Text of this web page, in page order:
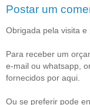
Postar um
Obrigada pela visita
Para receber um
e-mail ou whatsapp,
fornecidos por aqui.
Ou se preferir pode